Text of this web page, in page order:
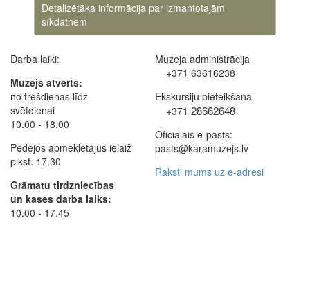
Darba laiki:
Muzejs atvērts:
no trešdienas līdz
svētdienai
10.00 - 18.00
Pēdējos apmeklētājus ielaiž
plkst. 17.30
Grāmatu tirdzniecības
un kases darba laiks:
10.00 - 17.45
Muzeja administrācija
+371 63616238
Ekskursiju pieteikšana
+371 28662648
Oficiālais e-pasts:
pasts@karamuzejs.lv
Raksti mums uz e-adresi
Detalizētāka informācija par izmantotajām
sīkdatnēm